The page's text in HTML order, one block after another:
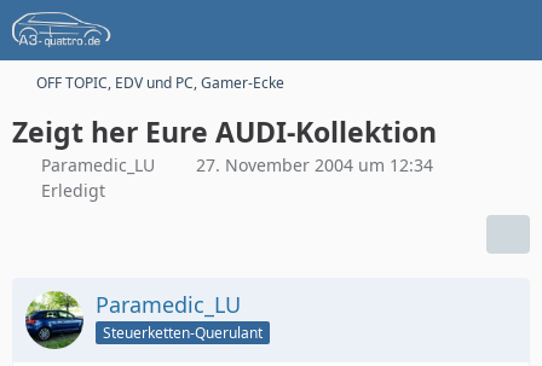
OFF TOPIC, EDV und PC, Gamer-Ecke
Zeigt her Eure AUDI-Kollektion
Paramedic_LU
27. November 2004 um 12:34
Erledigt
Paramedic_LU
Steuerketten-Querulant